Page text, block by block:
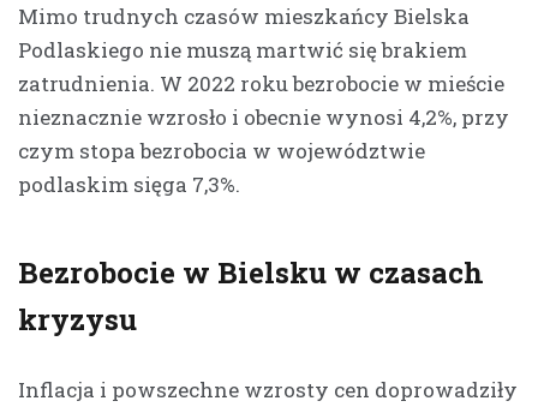
Mimo trudnych czasów mieszkańcy Bielska
Podlaskiego nie muszą martwić się brakiem
zatrudnienia. W 2022 roku bezrobocie w mieście
nieznacznie wzrosło i obecnie wynosi 4,2%, przy
czym stopa bezrobocia w województwie
podlaskim sięga 7,3%.
Bezrobocie w Bielsku w czasach
kryzysu
Inflacja i powszechne wzrosty cen doprowadziły